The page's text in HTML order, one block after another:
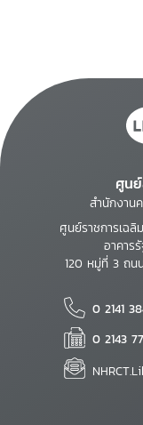
ศูน
สำนักงาน
ศูนย์ราชการเฉ
อาคาร
120 หมู่ที่ 3 ถน
0 2141
0 2143